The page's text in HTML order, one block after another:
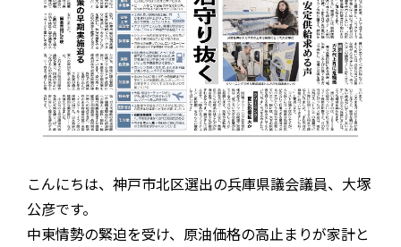
こんにちは、神戸市北区選出の兵庫県議会議員、大塚
公彦です。
中東情勢の緊迫を受け、原油価格の高止まりが家計と